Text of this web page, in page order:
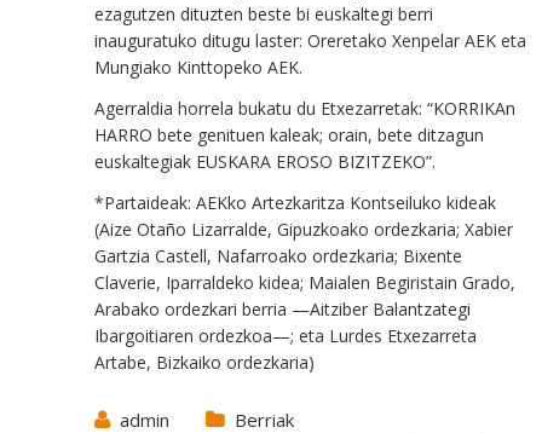
ezagutzen dituzten beste bi euskaltegi berri
inauguratuko ditugu laster: Oreretako Xenpelar AEK eta
Mungiako Kinttopeko AEK.
Agerraldia horrela bukatu du Etxezarretak: “KORRIKAn
HARRO bete genituen kaleak; orain, bete ditzagun
euskaltegiak EUSKARA EROSO BIZITZEKO”.
*Partaideak: AEKko Artezkaritza Kontseiluko kideak
(Aize Otaño Lizarralde, Gipuzkoako ordezkaria; Xabier
Gartzia Castell, Nafarroako ordezkaria; Bixente
Claverie, Iparraldeko kidea; Maialen Begiristain Grado,
Arabako ordezkari berria —Aitziber Balantzategi
Ibargoitiaren ordezkoa—; eta Lurdes Etxezarreta
Artabe, Bizkaiko ordezkaria)
admin Berriak